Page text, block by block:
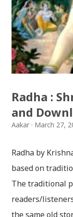
jaha chhan
Download
छोडिदेउ
surya (रचनाकार:
अम्बर गुरुङ)
मरेपनि मेरो देश
Radha :
and
Aakar March 27,
Radha by
based on
The traditional
readers/
the same old